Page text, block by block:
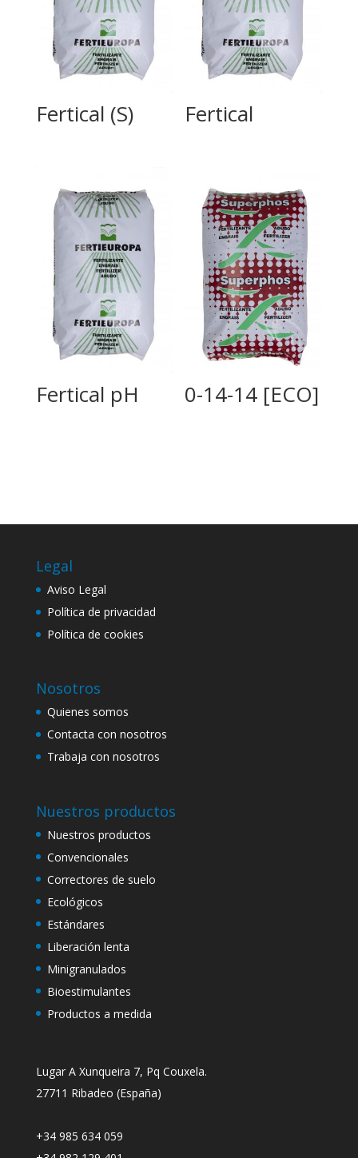
Fertical (S) Fertical
Fertical pH 0-14-14 [ECO]
Legal
Aviso Legal
Política de privacidad
Política de cookies
Nosotros
Quienes somos
Contacta con nosotros
Trabaja con nosotros
Nuestros productos
Nuestros productos
Convencionales
Correctores de suelo
Ecológicos
Estándares
Liberación lenta
Minigranulados
Bioestimulantes
Productos a medida
Lugar A Xunqueira 7, Pq Couxela.
27711 Ribadeo (España)
+34 985 634 059